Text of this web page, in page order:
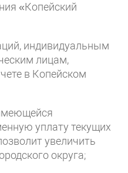
«Копейский
индивидуальным
лицам,
в Копейском
уплату текущих
увеличить
округа;